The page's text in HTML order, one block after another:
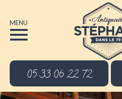
MENU
05 33 06 22 72